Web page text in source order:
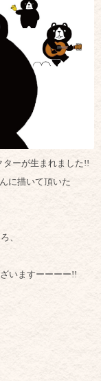
ターが生まれました!!
に描いて頂いた
、
いますーーーー!!